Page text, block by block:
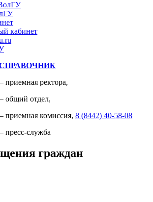
кабинет
приемная ректора,
общий отдел,
приемная комиссия, 8 (8442) 40-58-08
пресс-служба
граждан